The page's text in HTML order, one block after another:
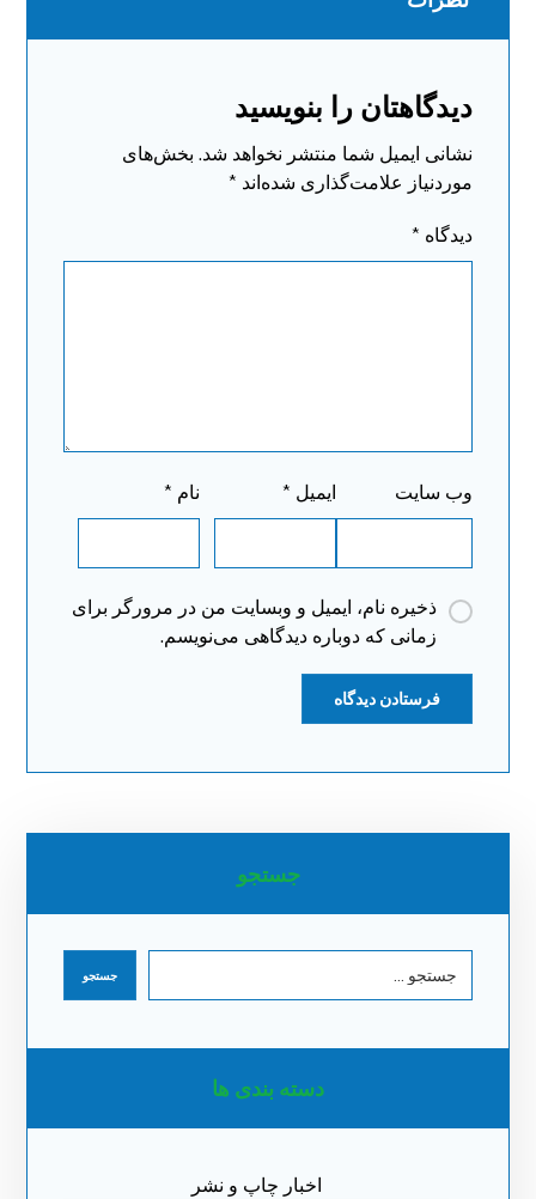
دیدگاهتان را بنویسید
نشانی ایمیل شما منتشر نخواهد شد. بخش‌های
موردنیاز علامت‌گذاری شده‌اند *
دیدگاه *
نام * ایمیل * وب‌ سایت
ذخیره نام، ایمیل و وبسایت من در مرورگر برای
زمانی که دوباره دیدگاهی می‌نویسم.
جستجو
دسته بندی ها
اخبار چاپ و نشر